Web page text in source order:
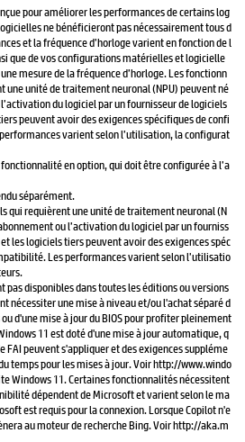
pour améliorer les performances de certains log
ne bénéficieront pas nécessairement tous d
et la fréquence d’horloge varient en fonction de l
que de vos configurations matérielles et logicielle
mesure de la fréquence d’horloge. Les fonctionn
une unité de traitement neuronal (NPU) peuvent né
du logiciel par un fournisseur de logiciels
peuvent avoir des exigences spécifiques de confi
varient selon l’utilisation, la configurat
en option, qui doit être configurée à l’a
séparément.
qui requièrent une unité de traitement neuronal (N
ou l’activation du logiciel par un fourniss
les logiciels tiers peuvent avoir des exigences spéc
Les performances varient selon l’utilisatio
pas disponibles dans toutes les éditions ou versions
nécessiter une mise à niveau et/ou l'achat séparé d
d'une mise à jour du BIOS pour profiter pleinement
11 est doté d'une mise à jour automatique, q
FAI peuvent s'appliquer et des exigences suppléme
temps pour les mises à jour. Voir http://www.windo
Windows 11. Certaines fonctionnalités nécessitent
dépendent de Microsoft et varient selon le ma
est requis pour la connexion. Lorsque Copilot n'e
au moteur de recherche Bing. Voir http://aka.m